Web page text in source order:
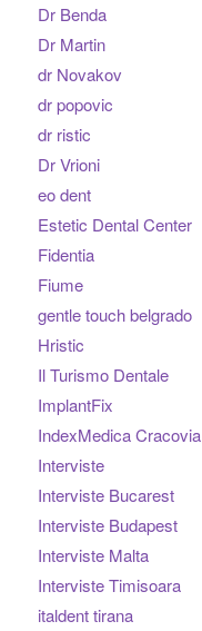
Dr Benda
Dr Martin
dr Novakov
dr popovic
dr ristic
Dr Vrioni
eo dent
Estetic Dental Center
Fidentia
Fiume
gentle touch belgrado
Hristic
Il Turismo Dentale
ImplantFix
IndexMedica Cracovia
Interviste
Interviste Bucarest
Interviste Budapest
Interviste Malta
Interviste Timisoara
italdent tirana